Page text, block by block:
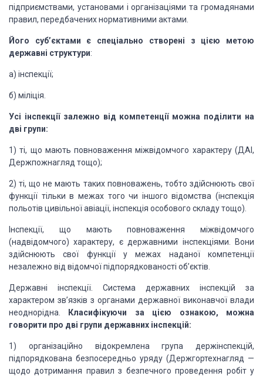
підприємствами, установами і організаціями та громадянами
правил, передбачених нормативними актами.
Його суб’єктами є спеціально створені з цією метою
державні структури:
а) інспекції;
б) міліція.
Усі інспекції залежно від компетенції можна поділити на
дві групи:
1) ті, що мають повноваження міжвідомчого характеру (ДАІ,
Держпожнагляд тощо);
2) ті, що не мають таких повноважень, тобто здійснюють свої
функції тільки в межах того чи іншого відомства (інспекція
польотів цивільної авіації, інспекція особового складу тощо).
Інспекції, що мають повноваження міжвідомчого
(надвідомчого) характеру, є державними інспекціями. Вони
здійснюють свої функції у межах наданої компетенції
незалежно від відомчої підпорядкованості об’єктів.
Державні інспекції. Система державних інспекцій за
характером зв’язків з органами державної виконавчої влади
неоднорідна.
Класифікуючи за цією ознакою, можна
говорити про дві групи державних інспекцій:
1) організаційно відокремлена група держінспекцій,
підпорядкована безпосередньо уряду (Держгортехнагляд —
щодо дотримання правил з безпечного проведення робіт у